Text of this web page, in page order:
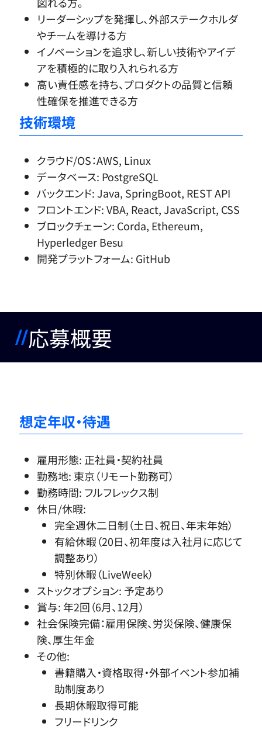
リーダーシップを発揮し、外部ステークホルダ
やチームを導ける方
イノベーションを追求し、新しい技術やアイデ
アを積極的に取り入れられる方
高い責任感を持ち、プロダクトの品質と信頼
性確保を推進できる方
技術環境
クラウド/OS：AWS, Linux
データベース: PostgreSQL
バックエンド: Java, SpringBoot, REST API
フロントエンド: VBA, React, JavaScript, CSS
ブロックチェーン: Corda, Ethereum,
Hyperledger Besu
開発プラットフォーム: GitHub
応募概要
想定年収・待遇
雇用形態: 正社員・契約社員
勤務地: 東京（リモート勤務可）
勤務時間: フルフレックス制
休日/休暇:
完全週休二日制（土日、祝日、年末年始）
有給休暇（20日、初年度は入社月に応じて
調整あり）
特別休暇（LiveWeek）
ストックオプション: 予定あり
賞与: 年2回（6月、12月）
社会保険完備：雇用保険、労災保険、健康保
険、厚生年金
その他:
書籍購入・資格取得・外部イベント参加補
助制度あり
長期休暇取得可能
フリードリンク